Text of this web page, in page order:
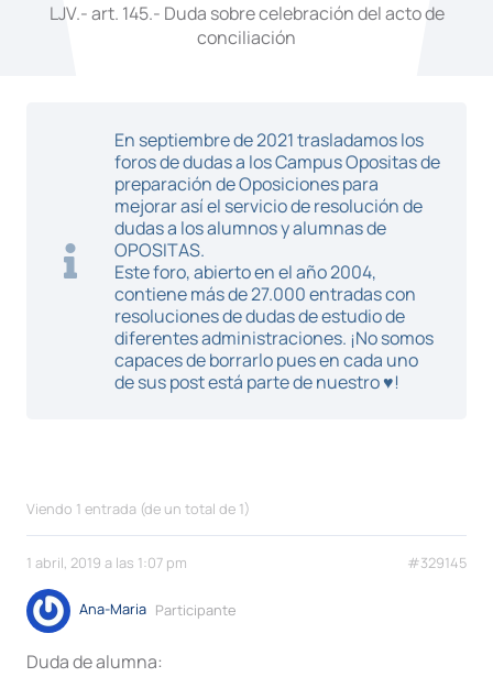
LJV.- art. 145.- Duda sobre celebración del acto de
conciliación
En septiembre de 2021 trasladamos los
foros de dudas a los Campus Opositas de
preparación de Oposiciones para
mejorar así el servicio de resolución de
dudas a los alumnos y alumnas de
OPOSITAS.
Este foro, abierto en el año 2004,
contiene más de 27.000 entradas con
resoluciones de dudas de estudio de
diferentes administraciones. ¡No somos
capaces de borrarlo pues en cada uno
de sus post está parte de nuestro ♥!
Viendo 1 entrada (de un total de 1)
1 abril, 2019 a las 1:07 pm #329145
Ana-Maria Participante
Duda de alumna: